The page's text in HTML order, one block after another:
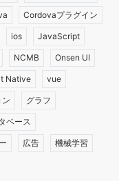
Cordovaプラグイン
ios JavaScript
NCMB Onsen UI
Native vue
グラフ
ベース
広告 機械学習